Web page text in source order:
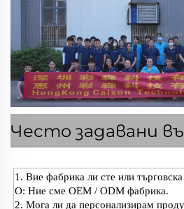
Често задавани
1. Вие фабрика ли сте или
О: Ние сме OEM / ODM фабрика.
2. Мога ли да персонализирам